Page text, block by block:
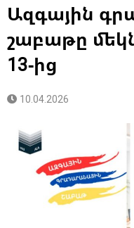
Ազգային
շաբաթը
13-ից
10.04.2026